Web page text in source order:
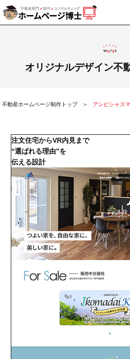
オリジナルデザイン不
不動産ホームページ制作トップ アンビシャス
注文住宅からVR内見まで
“選ばれる理由”を
伝える設計